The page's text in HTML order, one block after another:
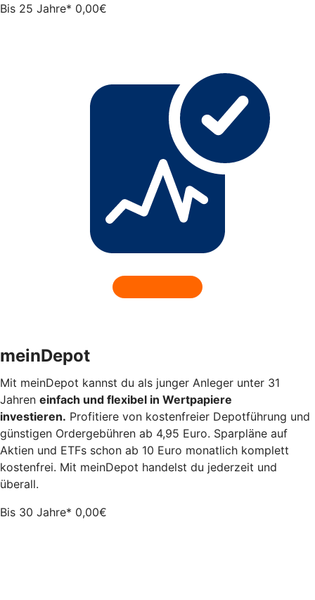
Bis 25 Jahre* 0,00€
meinDepot
Mit meinDepot kannst du als junger Anleger unter 31
Jahren einfach und flexibel in Wertpapiere
investieren. Profitiere von kostenfreier Depotführung und
günstigen Ordergebühren ab 4,95 Euro. Sparpläne auf
Aktien und ETFs schon ab 10 Euro monatlich komplett
kostenfrei. Mit meinDepot handelst du jederzeit und
überall.
Bis 30 Jahre* 0,00€